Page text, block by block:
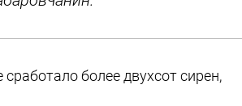
более двухсот сирен,